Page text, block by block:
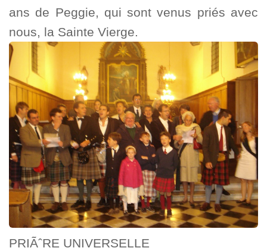
ans de Peggie, qui sont venus priés avec
nous, la Sainte Vierge.
PRIÃˆRE UNIVERSELLE